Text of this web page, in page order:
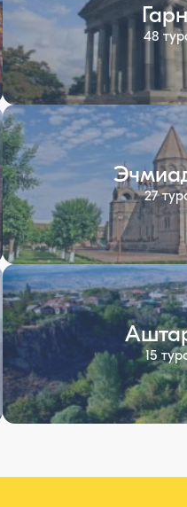
48
27
15